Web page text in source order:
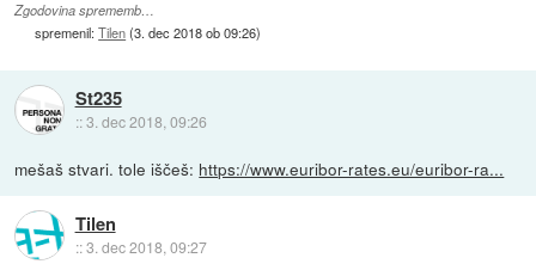
Zgodovina sprememb…
spremenil:Tilen(3. dec 2018 ob 09:26)
St235
::3. dec 2018, 09:26
mešaš stvari. tole iščeš: https://www.euribor-rates.eu/euribor-ra...
Tilen
::3. dec 2018, 09:27